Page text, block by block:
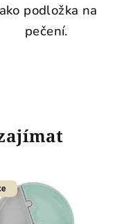
podložka na
pečení.